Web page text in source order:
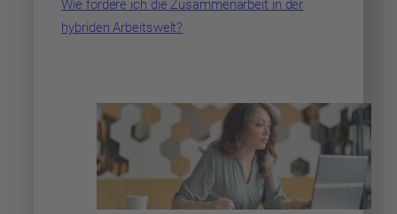
Wie fördere ich die Zusammenarbeit in der
hybriden Arbeitswelt?